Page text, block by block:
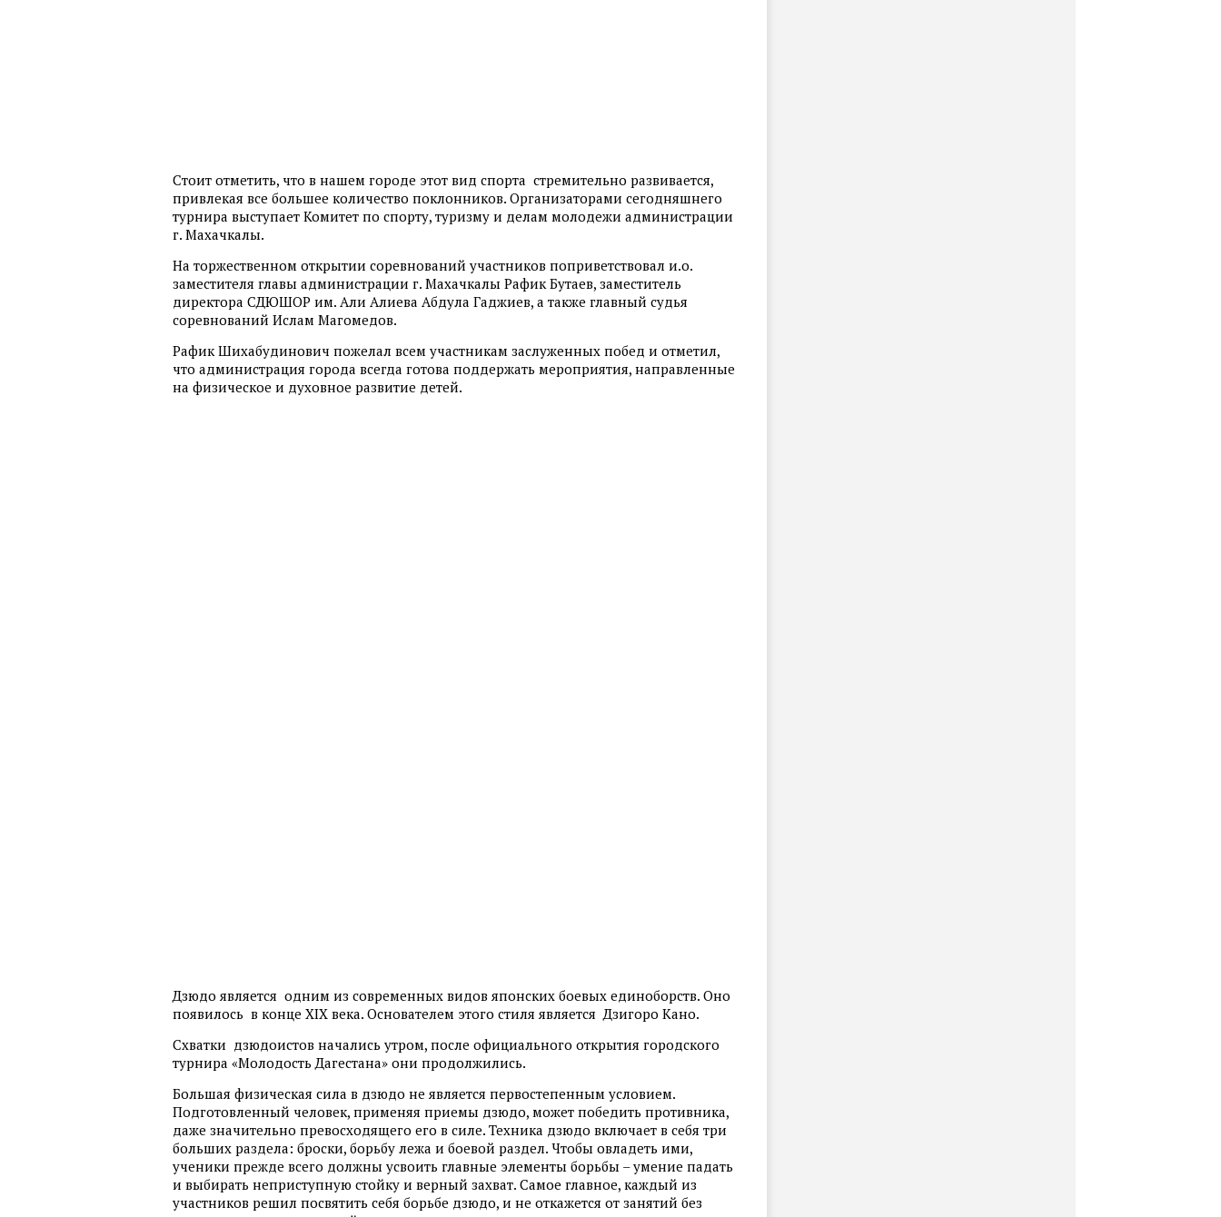
Стоит отметить, что в нашем городе этот вид спорта стремительно развивается,
привлекая все большее количество поклонников. Организаторами сегодняшнего
турнира выступает Комитет по спорту, туризму и делам молодежи администрации
г. Махачкалы.
На торжественном открытии соревнований участников поприветствовал и.о.
заместителя главы администрации г. Махачкалы Рафик Бутаев, заместитель
директора СДЮШОР им. Али Алиева Абдула Гаджиев, а также главный судья
соревнований Ислам Магомедов.
Рафик Шихабудинович пожелал всем участникам заслуженных побед и отметил,
что администрация города всегда готова поддержать мероприятия, направленные
на физическое и духовное развитие детей.
Дзюдо является одним из современных видов японских боевых единоборств. Оно
появилось в конце ХIХ века. Основателем этого стиля является Дзигоро Кано.
Схватки дзюдоистов начались утром, после официального открытия городского
турнира «Молодость Дагестана» они продолжились.
Большая физическая сила в дзюдо не является первостепенным условием.
Подготовленный человек, применяя приемы дзюдо, может победить противника,
даже значительно превосходящего его в силе. Техника дзюдо включает в себя три
больших раздела: броски, борьбу лежа и боевой раздел. Чтобы овладеть ими,
ученики прежде всего должны усвоить главные элементы борьбы – умение падать
и выбирать неприступную стойку и верный захват. Самое главное, каждый из
участников решил посвятить себя борьбе дзюдо, и не откажется от занятий без